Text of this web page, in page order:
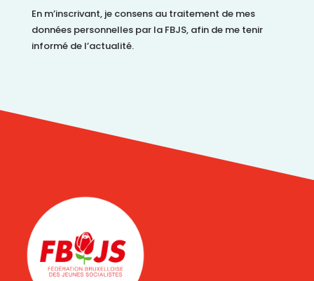
En m’inscrivant, je consens au traitement de mes
données personnelles par la FBJS, afin de me tenir
informé de l’actualité.